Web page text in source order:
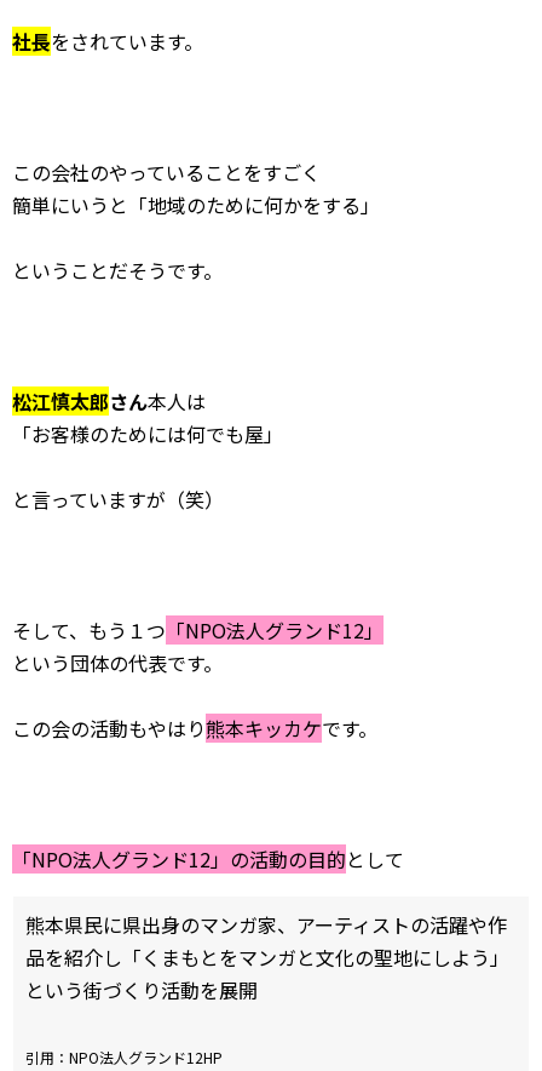
社長をされています。
この会社のやっていることをすごく
簡単にいうと「地域のために何かをする」
ということだそうです。
松江慎太郎さん本人は
「お客様のためには何でも屋」
と言っていますが（笑）
そして、もう１つ 「NPO法人グランド12」
という団体の代表です。
この会の活動もやはり熊本キッカケです。
「NPO法人グランド12」の活動の目的として
熊本県民に県出身のマンガ家、アーティストの活躍や作
品を紹介し「くまもとをマンガと文化の聖地にしよう」
という街づくり活動を展開
引用：NPO法人グランド12HP